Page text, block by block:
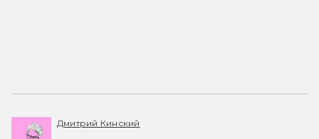
Дмитрий Кинский